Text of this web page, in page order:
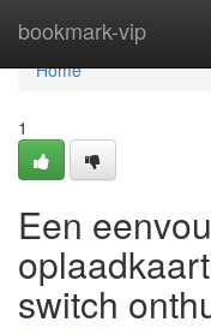
bookmark-vip
Home
Home
1
Een
switch